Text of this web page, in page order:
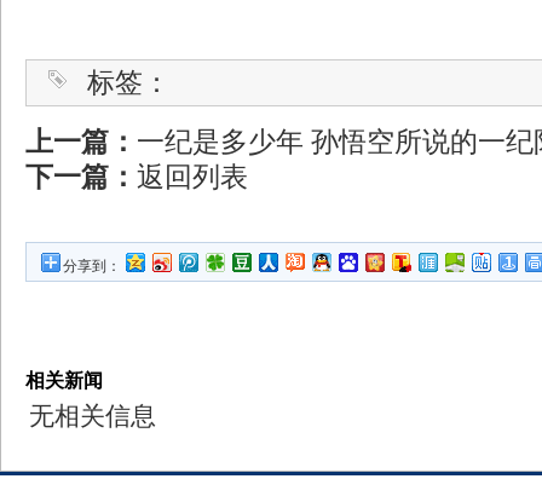
标签：
上一篇： 一纪是多少年 孙悟空所说的一
下一篇： 返回列表
分享到：
相关新闻
无相关信息